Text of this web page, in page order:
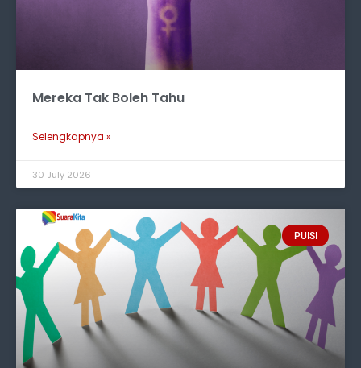
Mereka Tak Boleh Tahu
Selengkapnya »
30 July 2026
PUISI